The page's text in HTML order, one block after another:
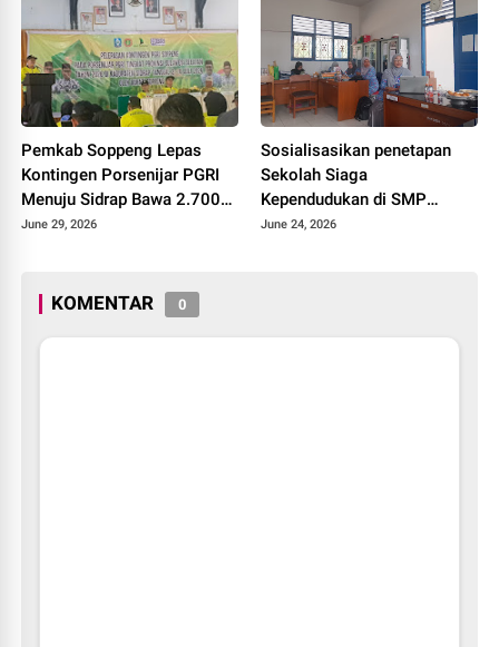
Pemkab Soppeng Lepas
Kontingen Porsenijar PGRI
Menuju Sidrap Bawa 2.700
Peserta Devile Dan 410
June 29, 2026
Sosialisasikan penetapan
Sekolah Siaga
Kependudukan di SMP
Negeri 6 Lilirilau
June 24, 2026
KOMENTAR 0